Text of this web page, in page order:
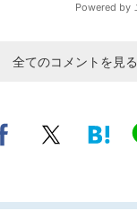
全てのコメントを見る